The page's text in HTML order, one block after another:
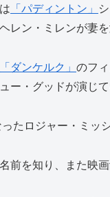
「パディントン」
レン・ミレンが妻を
「ダンケルク」 のフ
ー・グッドが演じて
たロジャー・ミッ
前を知り、また映